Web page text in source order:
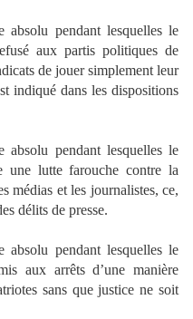
absolu pendant lesquelles le
aux partis politiques de
de jouer simplement leur
indiqué dans les dispositions
absolu pendant lesquelles le
une lutte farouche contre la
médias et les journalistes, ce,
délits de presse.
absolu pendant lesquelles le
aux arrêts d’une manière
sans que justice ne soit